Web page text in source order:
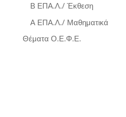
Β ΕΠΑ.Λ./ Έκθεση
Α ΕΠΑ.Λ./ Μαθηματικά
Θέματα Ο.Ε.Φ.Ε.